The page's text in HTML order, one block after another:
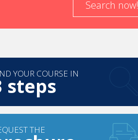
secteur des marques de luxe. Ce sont
être un bon auditeur, comprendre et
Search now!
YOUR COURSE IN
steps
THE